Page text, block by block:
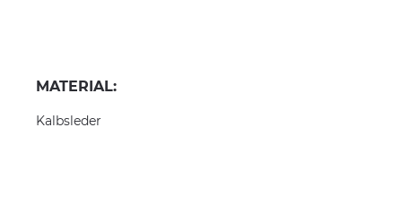
MATERIAL:
Kalbsleder